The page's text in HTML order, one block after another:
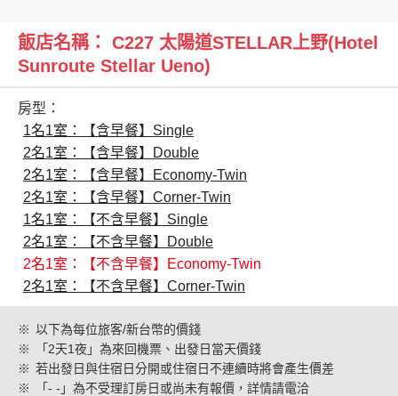
創造旅遊
飯店名稱： C227 太陽道STELLAR上野(Hotel
Sunroute Stellar Ueno)
房型：
1名1室：【含早餐】Single
2名1室：【含早餐】Double
2名1室：【含早餐】Economy-Twin
2名1室：【含早餐】Corner-Twin
1名1室：【不含早餐】Single
2名1室：【不含早餐】Double
2名1室：【不含早餐】Economy-Twin
2名1室：【不含早餐】Corner-Twin
※ 以下為每位旅客/新台幣的價錢
※
「2天1夜」為來回機票、出發日當天價錢
※ 若出發日與住宿日分開或住宿日不連續時將會產生價差
※
「- -」為不受理訂房日或尚未有報價，詳情請電洽